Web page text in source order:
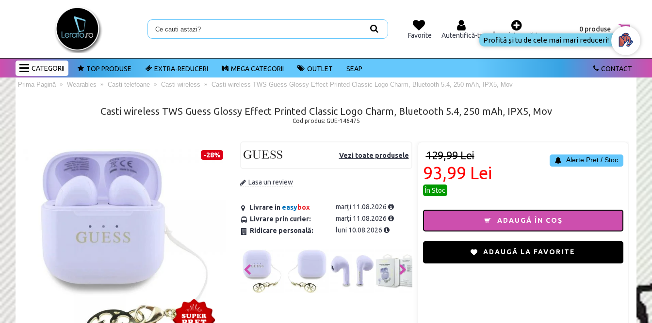
Favorite Autentifică-te Înregistrează-te
0 produse
CATEGORII CONTACT
TOP PRODUSE EXTRA-REDUCERI MEGA CATEGORII OUTLET SEAP
Prima Pagină Wearables Casti telefoane Casti wireless Casti wireless TWS Guess Glossy Effect Printed Classic Logo Charm, Bluetooth 5.4, 250 mAh, IPX5, Mov
Casti wireless TWS Guess Glossy Effect Printed Classic Logo Charm, Bluetooth 5.4, 250 mAh, IPX5, Mov
Cod produs: GUE-146475
-28% Vezi toate produsele
Lasa un review
Livrare in easybox
marți 11.08.2026
Livrare prin curier:
marți 11.08.2026
Ridicare personală:
luni 10.08.2026
129,99 Lei
93,99 Lei
În Stoc
Alerte Preț / Stoc
ADAUGĂ ÎN COŞ
ADAUGĂ LA FAVORITE
Profită și tu de cele mai mari reduceri!